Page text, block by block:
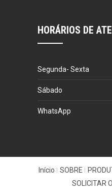
HORÁRIOS DE
Segunda- Sexta
Sábado
WhatsApp
Início SOBRE
SOLICITAR